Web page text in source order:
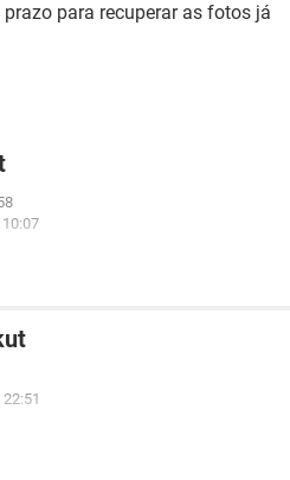
para recuperar as fotos já